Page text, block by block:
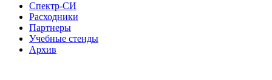
Спектр-СИ
Расходники
Партнеры
Учебные стенды
Архив